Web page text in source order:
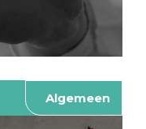
Algemeen